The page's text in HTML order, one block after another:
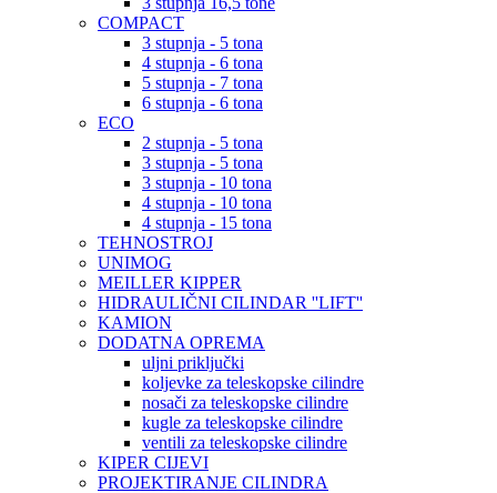
COMPACT
3 stupnja - 5 tona
4 stupnja - 6 tona
5 stupnja - 7 tona
6 stupnja - 6 tona
ECO
2 stupnja - 5 tona
3 stupnja - 5 tona
3 stupnja - 10 tona
4 stupnja - 10 tona
4 stupnja - 15 tona
TEHNOSTROJ
UNIMOG
MEILLER KIPPER
HIDRAULIČNI CILINDAR ''LIFT''
KAMION
DODATNA OPREMA
uljni priključki
koljevke za teleskopske cilindre
nosači za teleskopske cilindre
kugle za teleskopske cilindre
ventili za teleskopske cilindre
KIPER CIJEVI
PROJEKTIRANJE CILINDRA